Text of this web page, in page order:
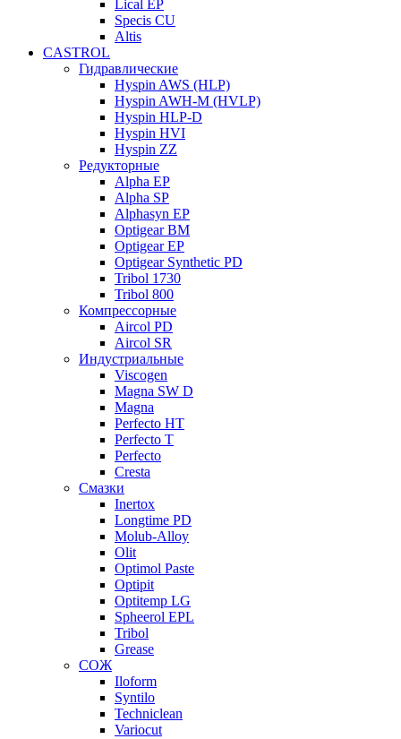
Lical EP
Specis CU
Altis
CASTROL
Гидравлические
Hyspin AWS (HLP)
Hyspin AWH-M (HVLP)
Hyspin HLP-D
Hyspin HVI
Hyspin ZZ
Редукторные
Alpha EP
Alpha SP
Alphasyn EP
Optigear BM
Optigear EP
Optigear Synthetic PD
Tribol 1730
Tribol 800
Компрессорные
Aircol PD
Aircol SR
Индустриальные
Viscogen
Magna SW D
Magna
Perfecto HT
Perfecto T
Perfecto
Cresta
Смазки
Inertox
Longtime PD
Molub-Alloy
Olit
Optimol Paste
Optipit
Optitemp LG
Spheerol EPL
Tribol
Grease
СОЖ
Iloform
Syntilo
Techniclean
Variocut